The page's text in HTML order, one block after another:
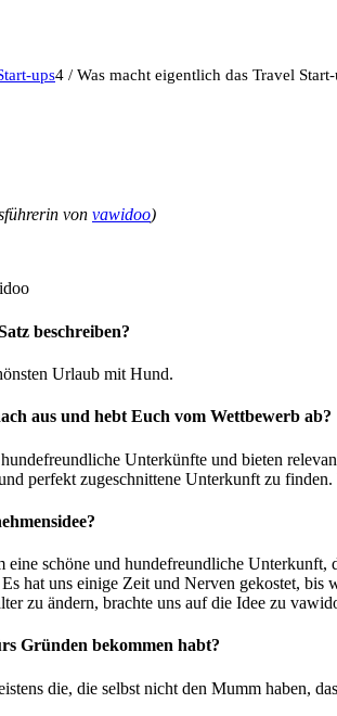
ups4 / Was macht eigentlich das Travel
von vawidoo)
beschreiben?
Urlaub mit Hund.
aus und hebt Euch vom Wettbewerb ab?
Unterkünfte und bieten
perfekt zugeschnittene Unterkunft zu
eine schöne und hundefreundliche
hat uns einige Zeit und Nerven gekostet,
zu ändern, brachte uns auf die Idee zu
Gründen bekommen habt?
die, die selbst nicht den Mumm haben,